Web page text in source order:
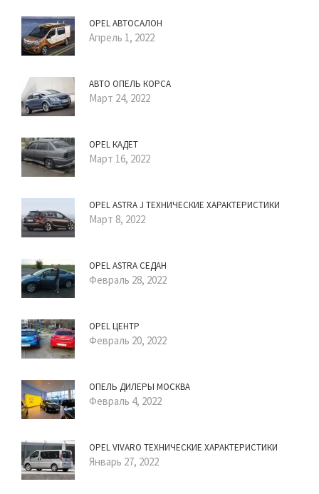
OPEL АВТОСАЛОН
Апрель 1, 2022
АВТО ОПЕЛЬ КОРСА
Март 24, 2022
OPEL КАДЕТ
Март 16, 2022
OPEL ASTRA J ТЕХНИЧЕСКИЕ ХАРАКТЕРИСТИКИ
Март 8, 2022
OPEL ASTRA СЕДАН
Февраль 28, 2022
OPEL ЦЕНТР
Февраль 20, 2022
ОПЕЛЬ ДИЛЕРЫ МОСКВА
Февраль 4, 2022
OPEL VIVARO ТЕХНИЧЕСКИЕ ХАРАКТЕРИСТИКИ
Январь 27, 2022